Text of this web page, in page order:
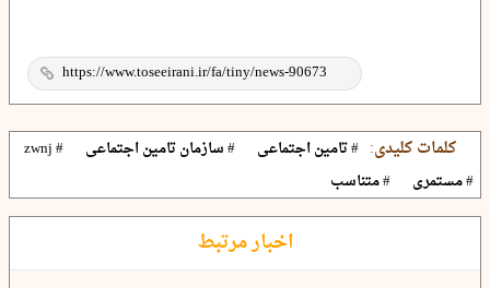
کلمات کلیدی: # تامین اجتماعی # سازمان تامین اجتماعی
# zwnj
# مستمری
# متناسب
اخبار مرتبط